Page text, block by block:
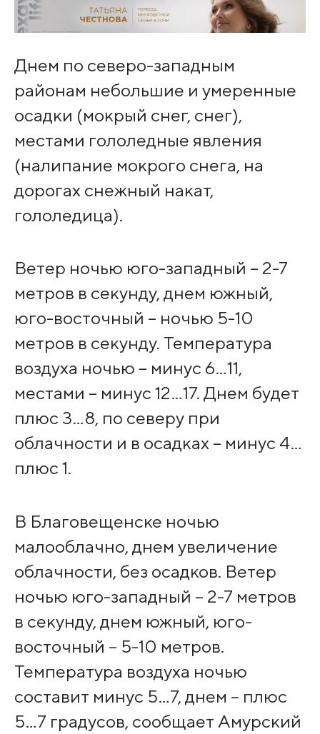
Днем по северо-западным
районам небольшие и умеренные
осадки (мокрый снег, снег),
местами гололедные явления
(налипание мокрого снега, на
дорогах снежный накат,
гололедица).
Ветер ночью юго-западный – 2-7
метров в секунду, днем южный,
юго-восточный – ночью 5-10
метров в секунду. Температура
воздуха ночью – минус 6…11,
местами – минус 12…17. Днем будет
плюс 3…8, по северу при
облачности и в осадках – минус 4…
плюс 1.
В Благовещенске ночью
малооблачно, днем увеличение
облачности, без осадков. Ветер
ночью юго-западный – 2-7 метров
в секунду, днем южный, юго-
восточный – 5-10 метров.
Температура воздуха ночью
составит минус 5…7, днем – плюс
5…7 градусов, сообщает Амурский